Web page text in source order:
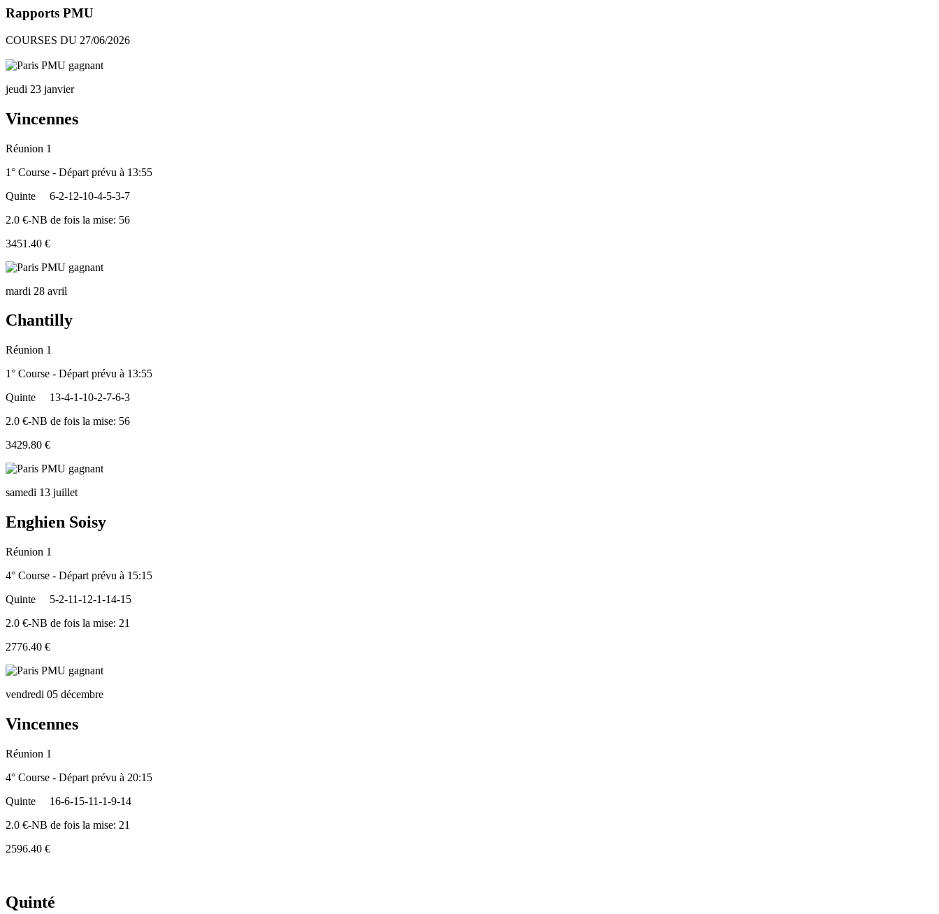
Rapports PMU
COURSES DU 27/06/2026
jeudi 23 janvier
Vincennes
Réunion 1
1° Course - Départ prévu à 13:55
Quinte
6-2-12-10-4-5-3-7
2.0 €-NB de fois la mise: 56
3451.40 €
mardi 28 avril
Chantilly
Réunion 1
1° Course - Départ prévu à 13:55
Quinte
13-4-1-10-2-7-6-3
2.0 €-NB de fois la mise: 56
3429.80 €
samedi 13 juillet
Enghien Soisy
Réunion 1
4° Course - Départ prévu à 15:15
Quinte
5-2-11-12-1-14-15
2.0 €-NB de fois la mise: 21
2776.40 €
vendredi 05 décembre
Vincennes
Réunion 1
4° Course - Départ prévu à 20:15
Quinte
16-6-15-11-1-9-14
2.0 €-NB de fois la mise: 21
2596.40 €
Quinté